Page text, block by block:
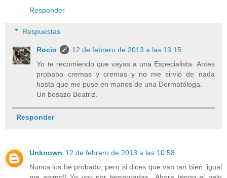
Responder
Respuestas
Rocio
12 de febrero de 2013 a las 13:15
Yo te recomiendo que vayas a una Especialista. Antes
probaba cremas y cremas y no me sirvió de nada
hasta que me puse en manos de una Dermatóloga.
Un besazo Beatriz.
Responder
Unknown 12 de febrero de 2013 a las 10:58
Nunca los he probado, pero si dices que van tan bien, igual